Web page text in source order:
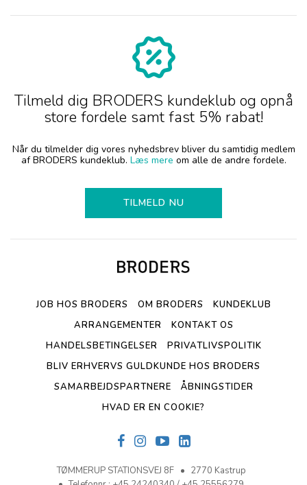
Tilmeld dig BRODERS kundeklub og opnå
store fordele samt fast 5% rabat!
Når du tilmelder dig vores nyhedsbrev bliver du samtidig medlem
af BRODERS kundeklub. Læs mere om alle de andre fordele.
TILMELD NU
JOB HOS BRODERS OM BRODERS
KUNDEKLUB
ARRANGEMENTER
KONTAKT OS
HANDELSBETINGELSER
PRIVATLIVSPOLITIK
BLIV ERHVERVS GULDKUNDE HOS BRODERS
SAMARBEJDSPARTNERE
ÅBNINGSTIDER
HVAD ER EN COOKIE?
TØMMERUP STATIONSVEJ 8F
2770 Kastrup